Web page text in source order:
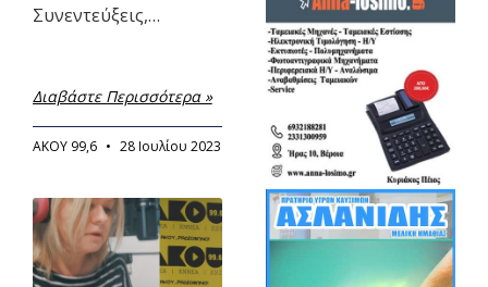
Συνεντεύξεις,…
Διαβάστε Περισσότερα »
ΑΚΟΥ 99,6 28 Ιουλίου 2023